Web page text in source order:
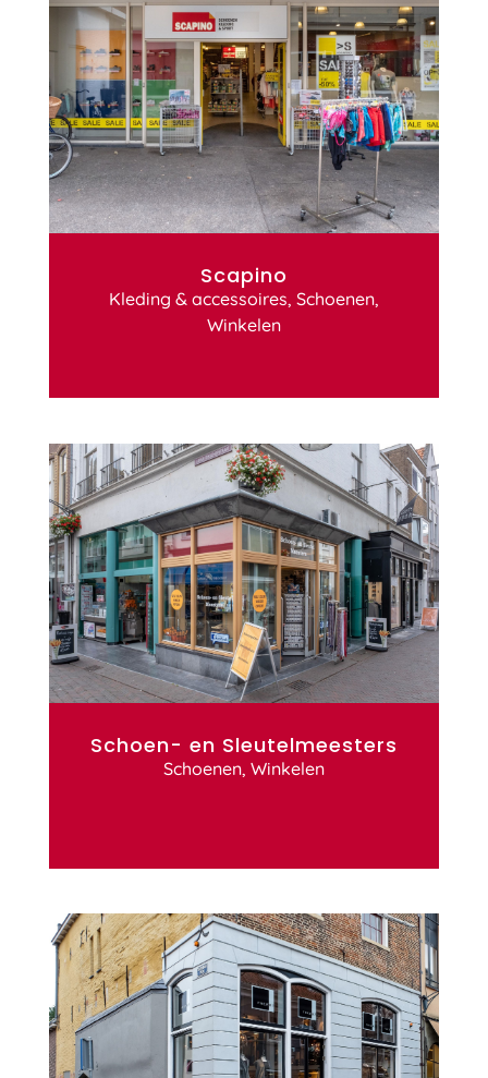
Scapino
Kleding & accessoires, Schoenen,
Winkelen
Schoen- en Sleutelmeesters
Schoenen, Winkelen